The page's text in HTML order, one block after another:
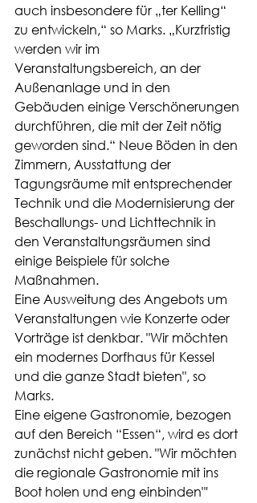
auch insbesondere für „ter Kelling“
zu entwickeln,“ so Marks. „Kurzfristig
werden wir im
Veranstaltungsbereich, an der
Außenanlage und in den
Gebäuden einige Verschönerungen
durchführen, die mit der Zeit nötig
geworden sind.“ Neue Böden in den
Zimmern, Ausstattung der
Tagungsräume mit entsprechender
Technik und die Modernisierung der
Beschallungs- und Lichttechnik in
den Veranstaltungsräumen sind
einige Beispiele für solche
Maßnahmen.
Eine Ausweitung des Angebots um
Veranstaltungen wie Konzerte oder
Vorträge ist denkbar. "Wir möchten
ein modernes Dorfhaus für Kessel
und die ganze Stadt bieten", so
Marks.
Eine eigene Gastronomie, bezogen
auf den Bereich “Essen“, wird es dort
zunächst nicht geben. "Wir möchten
die regionale Gastronomie mit ins
Boot holen und eng einbinden"'